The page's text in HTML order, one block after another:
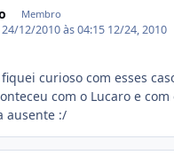
Membro
24/12/2010 às 04:15 12/24, 2010
curioso com esses
com o Lucaro e com
ausente :/